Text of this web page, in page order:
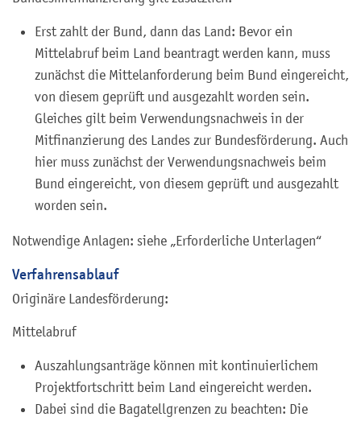
Erst zahlt der Bund, dann das Land: Bevor ein
Mittelabruf beim Land beantragt werden kann, muss
zunächst die Mittelanforderung beim Bund eingereicht,
von diesem geprüft und ausgezahlt worden sein.
Gleiches gilt beim Verwendungsnachweis in der
Mitfinanzierung des Landes zur Bundesförderung. Auch
hier muss zunächst der Verwendungsnachweis beim
Bund eingereicht, von diesem geprüft und ausgezahlt
worden sein.
Notwendige Anlagen: siehe „Erforderliche Unterlagen“
Verfahrensablauf
Originäre Landesförderung:
Mittelabruf
Auszahlungsanträge können mit kontinuierlichem
Projektfortschritt beim Land eingereicht werden.
Dabei sind die Bagatellgrenzen zu beachten: Die